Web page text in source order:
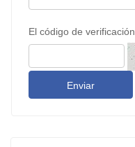
El código de verificación
Enviar